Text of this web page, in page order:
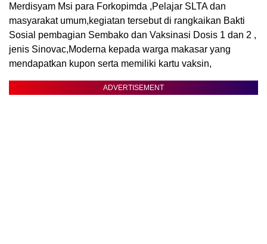
Merdisyam Msi para Forkopimda ,Pelajar SLTA dan
masyarakat umum,kegiatan tersebut di rangkaikan Bakti
Sosial pembagian Sembako dan Vaksinasi Dosis 1 dan 2 ,
jenis Sinovac,Moderna kepada warga makasar yang
mendapatkan kupon serta memiliki kartu vaksin,
ADVERTISEMENT